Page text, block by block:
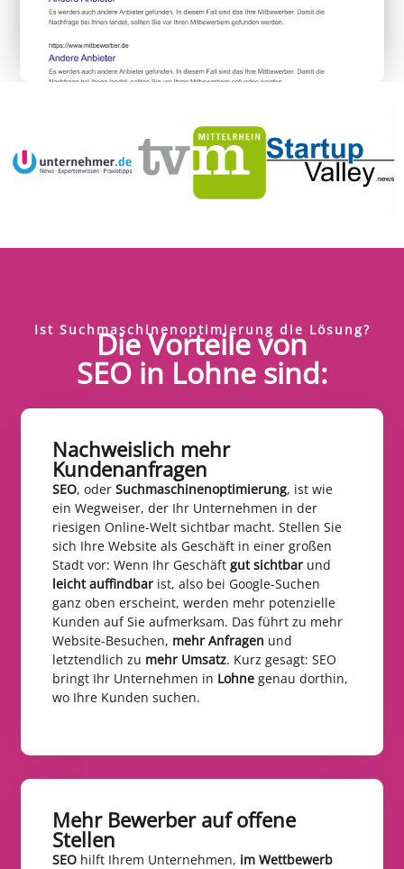
Ist Suchmaschinenoptimierung die Lösung?
Die Vorteile von
SEO in Lohne sind:
Nachweislich mehr
Kundenanfragen​
SEO, oder Suchmaschinenoptimierung, ist wie
ein Wegweiser, der Ihr Unternehmen in der
riesigen Online-Welt sichtbar macht. Stellen Sie
sich Ihre Website als Geschäft in einer großen
Stadt vor: Wenn Ihr Geschäft gut sichtbar und
leicht auffindbar ist, also bei Google-Suchen
ganz oben erscheint, werden mehr potenzielle
Kunden auf Sie aufmerksam. Das führt zu mehr
Website-Besuchen, mehr Anfragen und
letztendlich zu mehr Umsatz. Kurz gesagt: SEO
bringt Ihr Unternehmen in Lohne genau dorthin,
wo Ihre Kunden suchen.
Mehr Bewerber auf offene
Stellen​
SEO hilft Ihrem Unternehmen, im Wettbewerb